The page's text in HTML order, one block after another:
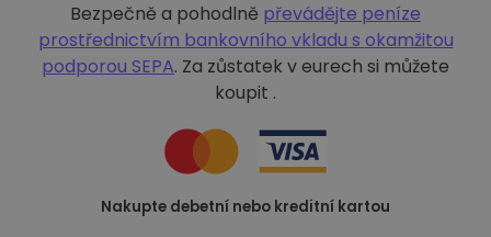
Bezpečně a pohodlně převádějte peníze
prostřednictvím bankovního vkladu s okamžitou
podporou SEPA. Za zůstatek v eurech si můžete
koupit .
Nakupte debetní nebo kreditní kartou